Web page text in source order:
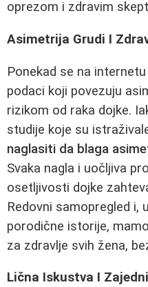
oprezom i zdravim
Asimetrija Grudi I
Ponekad se na
podaci koji povezuju
rizikom od raka dojke.
studije koje su
naglasiti da blaga
Svaka nagla i uočljiva
osetljivosti dojke
Redovni samopregled
porodične istorije,
za zdravlje svih žena,
Lična Iskustva I